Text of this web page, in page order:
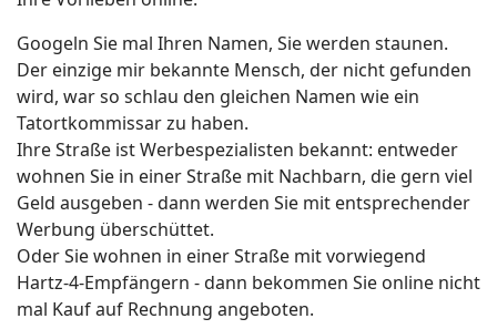
Googeln Sie mal Ihren Namen, Sie werden staunen.
Der einzige mir bekannte Mensch, der nicht gefunden
wird, war so schlau den gleichen Namen wie ein
Tatortkommissar zu haben.
Ihre Straße ist Werbespezialisten bekannt: entweder
wohnen Sie in einer Straße mit Nachbarn, die gern viel
Geld ausgeben - dann werden Sie mit entsprechender
Werbung überschüttet.
Oder Sie wohnen in einer Straße mit vorwiegend
Hartz-4-Empfängern - dann bekommen Sie online nicht
mal Kauf auf Rechnung angeboten.